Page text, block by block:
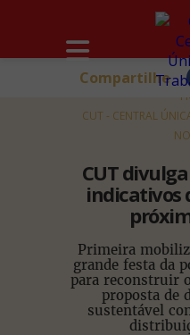
CUT - CENTRAL
CUT
indicativos
Primeira
grande festa da
para reconstruir
proposta de
sustentável
Compartilhe